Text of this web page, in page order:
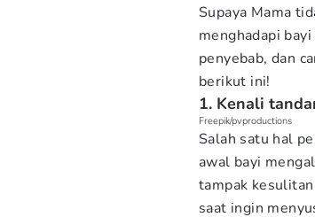
Supaya Mama
menghadapi
penyebab, dan
berikut ini!
1. Kenali
Freepik/pvproductions
Salah satu hal
awal bayi
tampak
saat ingin